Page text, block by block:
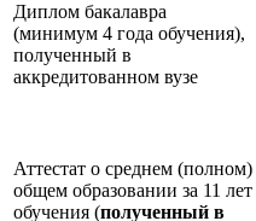
Диплом бакалавра
(минимум 4 года обучения),
полученный в
аккредитованном вузе
Аттестат о среднем (полном)
общем образовании за 11 лет
обучения (полученный в